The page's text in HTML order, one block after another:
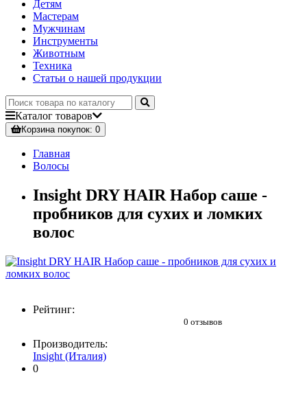
Детям
Мастерам
Мужчинам
Инструменты
Животным
Техника
Статьи о нашей продукции
Каталог товаров
Корзинапокупок: 0
Главная
Волосы
Insight DRY HAIR Набор саше -
пробников для сухих и ломких
волос
Рейтинг:
0 отзывов
Производитель:
Insight (Италия)
0